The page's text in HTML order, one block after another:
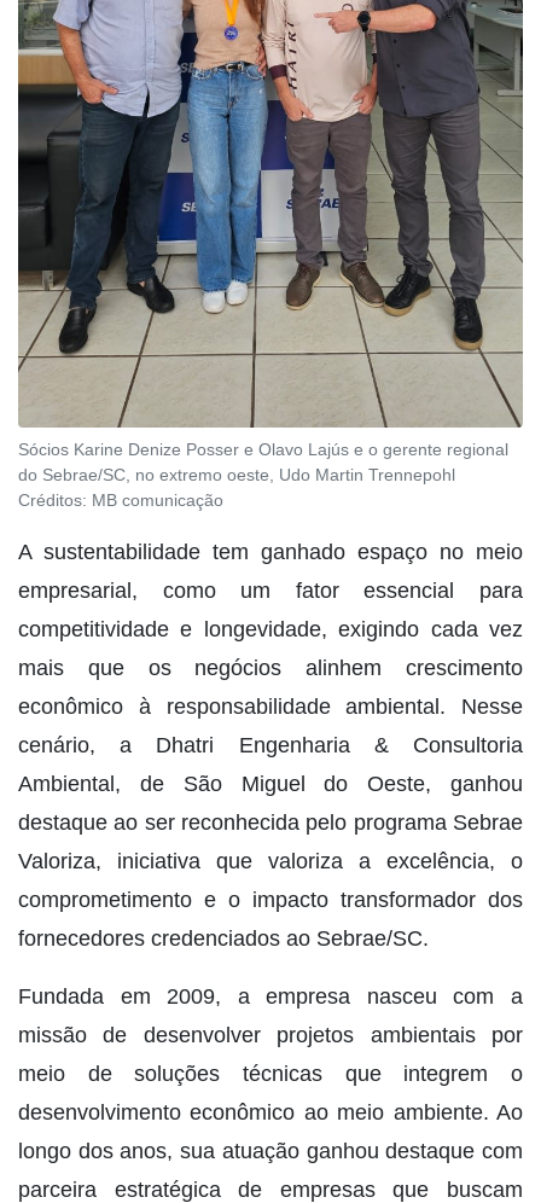
Sócios Karine Denize Posser e Olavo Lajús e o gerente regional
do Sebrae/SC, no extremo oeste, Udo Martin Trennepohl
Créditos: MB comunicação
A sustentabilidade tem ganhado espaço no meio
empresarial, como um fator essencial para
competitividade e longevidade, exigindo cada vez
mais que os negócios alinhem crescimento
econômico à responsabilidade ambiental. Nesse
cenário, a Dhatri Engenharia & Consultoria
Ambiental, de São Miguel do Oeste, ganhou
destaque ao ser reconhecida pelo programa Sebrae
Valoriza, iniciativa que valoriza a excelência, o
comprometimento e o impacto transformador dos
fornecedores credenciados ao Sebrae/SC.
Fundada em 2009, a empresa nasceu com a
missão de desenvolver projetos ambientais por
meio de soluções técnicas que integrem o
desenvolvimento econômico ao meio ambiente. Ao
longo dos anos, sua atuação ganhou destaque com
parceira estratégica de empresas que buscam